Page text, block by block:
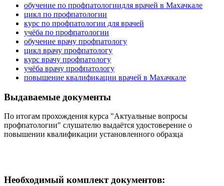
обучение по профпатологиидля врачей в Махачкале
цикл по профпатологии
курс по профпатологии для врачей
учёба по профпатологии
обучение врачу профпатологу
цикл врачу профпатологу
курс врачу профпатологу
учёба врачу профпатологу
повышение квалификации врачей в Махачкале
Выдаваемые документы
По итогам прохождения курса "Актуальные вопросы
профпатологии" слушателю выдаётся удостоверение о
повышении квалификации установленного образца
Необходимый комплект документов: